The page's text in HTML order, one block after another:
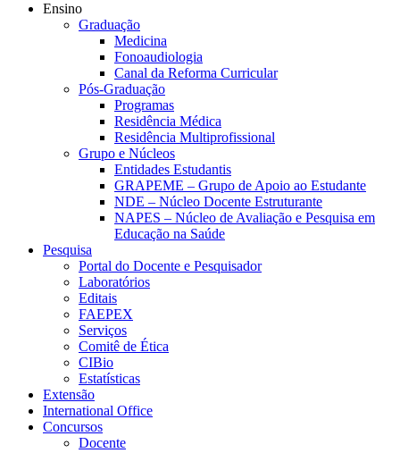
Ensino
Graduação
Medicina
Fonoaudiologia
Canal da Reforma Curricular
Pós-Graduação
Programas
Residência Médica
Residência Multiprofissional
Grupo e Núcleos
Entidades Estudantis
GRAPEME – Grupo de Apoio ao Estudante
NDE – Núcleo Docente Estruturante
NAPES – Núcleo de Avaliação e Pesquisa em
Educação na Saúde
Pesquisa
Portal do Docente e Pesquisador
Laboratórios
Editais
FAEPEX
Serviços
Comitê de Ética
CIBio
Estatísticas
Extensão
International Office
Concursos
Docente